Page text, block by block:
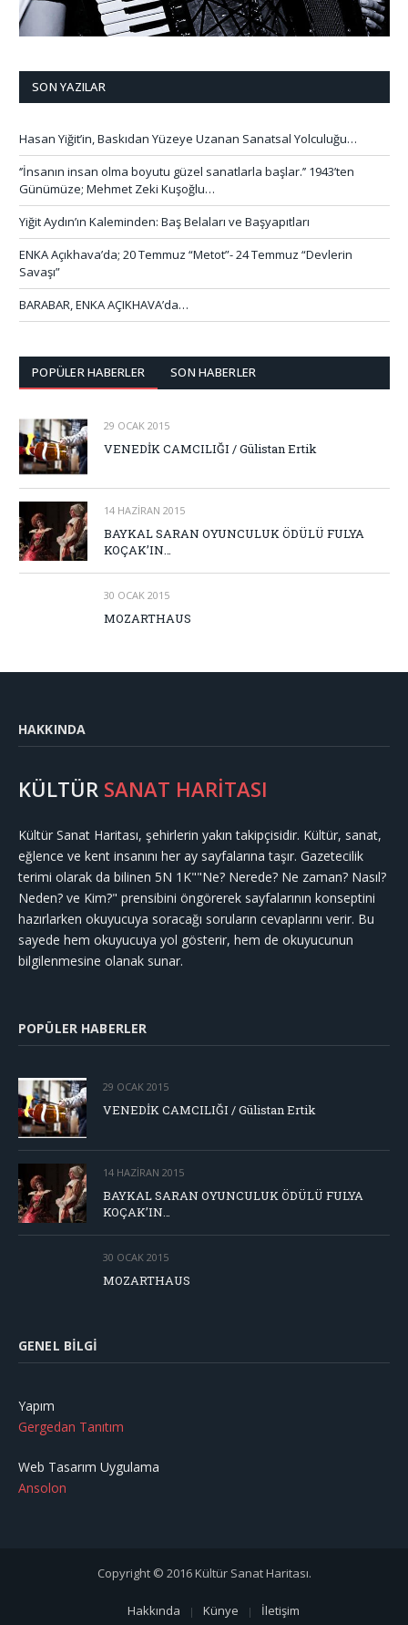
SON YAZILAR
Hasan Yiğit’in, Baskıdan Yüzeye Uzanan Sanatsal Yolculuğu…
‘’İnsanın insan olma boyutu güzel sanatlarla başlar.’’ 1943’ten
Günümüze; Mehmet Zeki Kuşoğlu…
Yiğit Aydın’ın Kaleminden: Baş Belaları ve Başyapıtları
ENKA Açıkhava’da; 20 Temmuz “Metot”- 24 Temmuz “Devlerin
Savaşı”
BARABAR, ENKA AÇIKHAVA’da…
POPÜLER HABERLER SON HABERLER
29 OCAK 2015
VENEDİK CAMCILIĞI / Gülistan Ertik
14 HAZIRAN 2015
BAYKAL SARAN OYUNCULUK ÖDÜLÜ FULYA
KOÇAK’IN…
30 OCAK 2015
MOZARTHAUS
HAKKINDA
KÜLTÜR SANAT HARİTASI
Kültür Sanat Haritası, şehirlerin yakın takipçisidir. Kültür, sanat,
eğlence ve kent insanını her ay sayfalarına taşır. Gazetecilik
terimi olarak da bilinen 5N 1K""Ne? Nerede? Ne zaman? Nasıl?
Neden? ve Kim?" prensibini öngörerek sayfalarının konseptini
hazırlarken okuyucuya soracağı soruların cevaplarını verir. Bu
sayede hem okuyucuya yol gösterir, hem de okuyucunun
bilgilenmesine olanak sunar.
POPÜLER HABERLER
29 OCAK 2015
VENEDİK CAMCILIĞI / Gülistan Ertik
14 HAZIRAN 2015
BAYKAL SARAN OYUNCULUK ÖDÜLÜ FULYA
KOÇAK’IN…
30 OCAK 2015
MOZARTHAUS
GENEL BILGI
Yapım
Gergedan Tanıtım
Web Tasarım Uygulama
Ansolon
Copyright © 2016 Kültür Sanat Haritası.
Hakkında Künye İletişim